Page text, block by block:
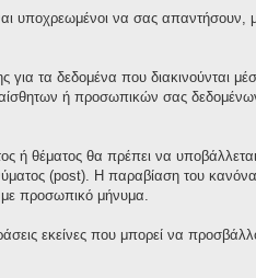
υποχρεωμένοι να σας
για τα δεδομένα που
ή προσωπικών σας
ή θέματος θα πρέπει να
(post). Η παραβίαση του
με προσωπικό μήνυμα.
εκείνες που μπορεί να